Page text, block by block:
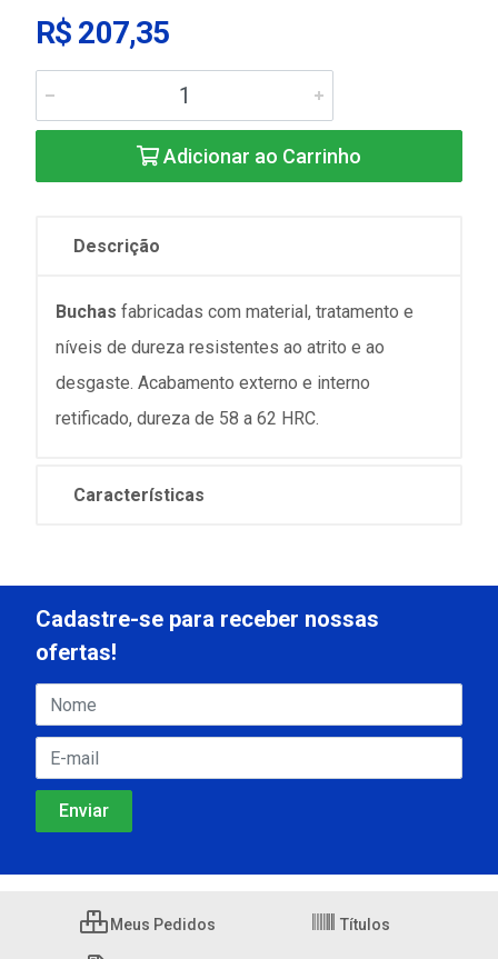
R$ 207,35
Adicionar ao Carrinho
Descrição
Buchas fabricadas com material, tratamento e
níveis de dureza resistentes ao atrito e ao
desgaste. Acabamento externo e interno
retificado, dureza de 58 a 62 HRC.
Características
Cadastre-se para receber nossas
ofertas!
Meus Pedidos Títulos